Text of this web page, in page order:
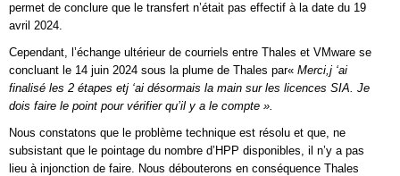
permet de conclure que le transfert n’était pas effectif à la date du 19
avril 2024.
Cependant, l’échange ultérieur de courriels entre Thales et VMware se
concluant le 14 juin 2024 sous la plume de Thales par« Merci,j ‘ai
finalisé les 2 étapes etj ‘ai désormais la main sur les licences SIA. Je
dois faire le point pour vérifier qu’il y a le compte ».
Nous constatons que le problème technique est résolu et que, ne
subsistant que le pointage du nombre d’HPP disponibles, il n’y a pas
lieu à injonction de faire. Nous débouterons en conséquence Thales